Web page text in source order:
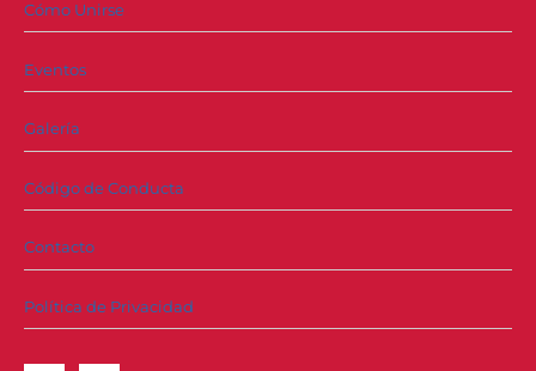
Cómo Unirse
Eventos
Galería
Código de Conducta
Contacto
Política de Privacidad